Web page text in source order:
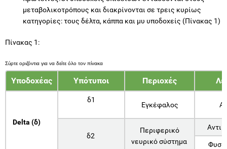
μεταβολικοτρόπους και διακρίνονται σε τρεις κυρίως
κατηγορίες: τους δέλτα, κάππα και μυ υποδοχείς (Πίνακας 1)
Πίνακας 1:
Υποδοχέας Υπότυποι Περιοχές
Delta (δ)
δ1
Εγκέφαλος
δ2
Περιφερικό
νευρικό σύστημα